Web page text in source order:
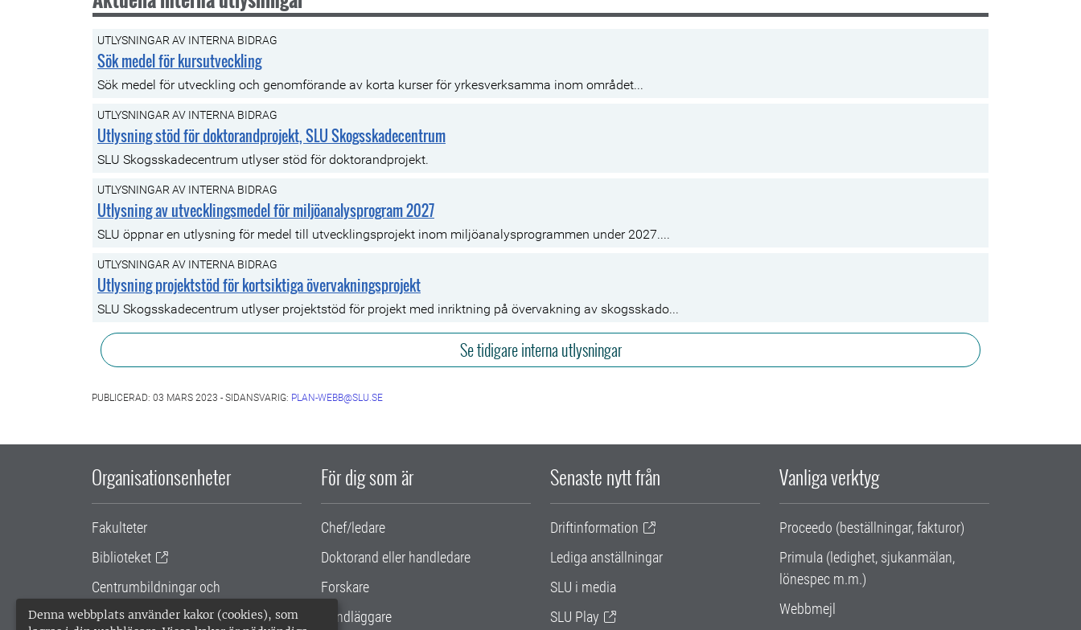
Denna webbplats använder kakor (cookies), som
UTLYSNINGAR AV INTERNA BIDRAG
Sök medel för kursutveckling
Sök medel för utveckling och genomförande av korta kurser för yrkesverksamma inom området...
UTLYSNINGAR AV INTERNA BIDRAG
Utlysning stöd för doktorandprojekt, SLU Skogsskadecentrum
SLU Skogsskadecentrum utlyser stöd för doktorandprojekt.
UTLYSNINGAR AV INTERNA BIDRAG
Utlysning av utvecklingsmedel för miljöanalysprogram 2027
SLU öppnar en utlysning för medel till utvecklingsprojekt inom miljöanalysprogrammen under 2027....
UTLYSNINGAR AV INTERNA BIDRAG
Utlysning projektstöd för kortsiktiga övervakningsprojekt
SLU Skogsskadecentrum utlyser projektstöd för projekt med inriktning på övervakning av skogsskado...
Se tidigare interna utlysningar
PUBLICERAD: 03 MARS 2023 - SIDANSVARIG: PLAN-WEBB@SLU.SE
Organisationsenheter
Fakulteter
Biblioteket
Centrumbildningar och
samarbetsprojekt
För dig som är
Chef/ledare
Doktorand eller handledare
Forskare
Handläggare
Senaste nytt från
Driftinformation
Lediga anställningar
SLU i media
SLU Play
Vanliga verktyg
Proceedo (beställningar, fakturor)
Primula (ledighet, sjukanmälan,
lönespec m.m.)
Webbmejl